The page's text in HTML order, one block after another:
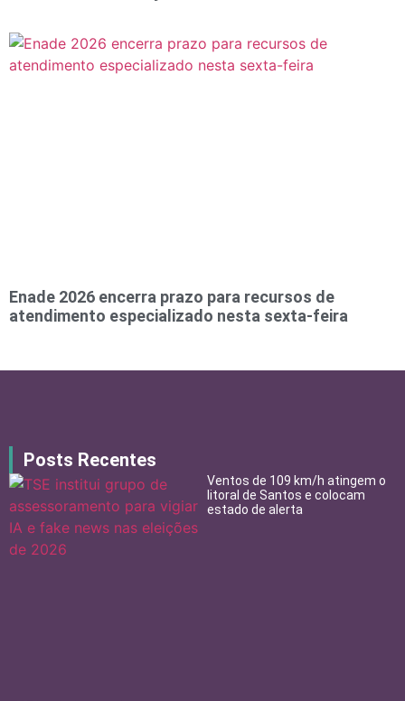
Enade 2026 encerra prazo para recursos de
atendimento especializado nesta sexta-feira
Posts Recentes
Ventos de 109 km/h atingem o
litoral de Santos e colocam
estado de alerta